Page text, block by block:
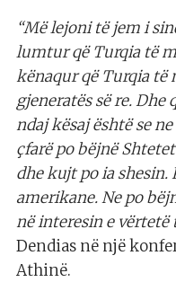
“Më lejoni të jem i
lumtur që Turqia të
kënaqur që Turqia të
gjeneratës së re. Dhe
ndaj kësaj është se
çfarë po bëjnë
dhe kujt po ia shesin.
amerikane. Ne po
në interesin e vërtetë
Dendias në një
Athinë.